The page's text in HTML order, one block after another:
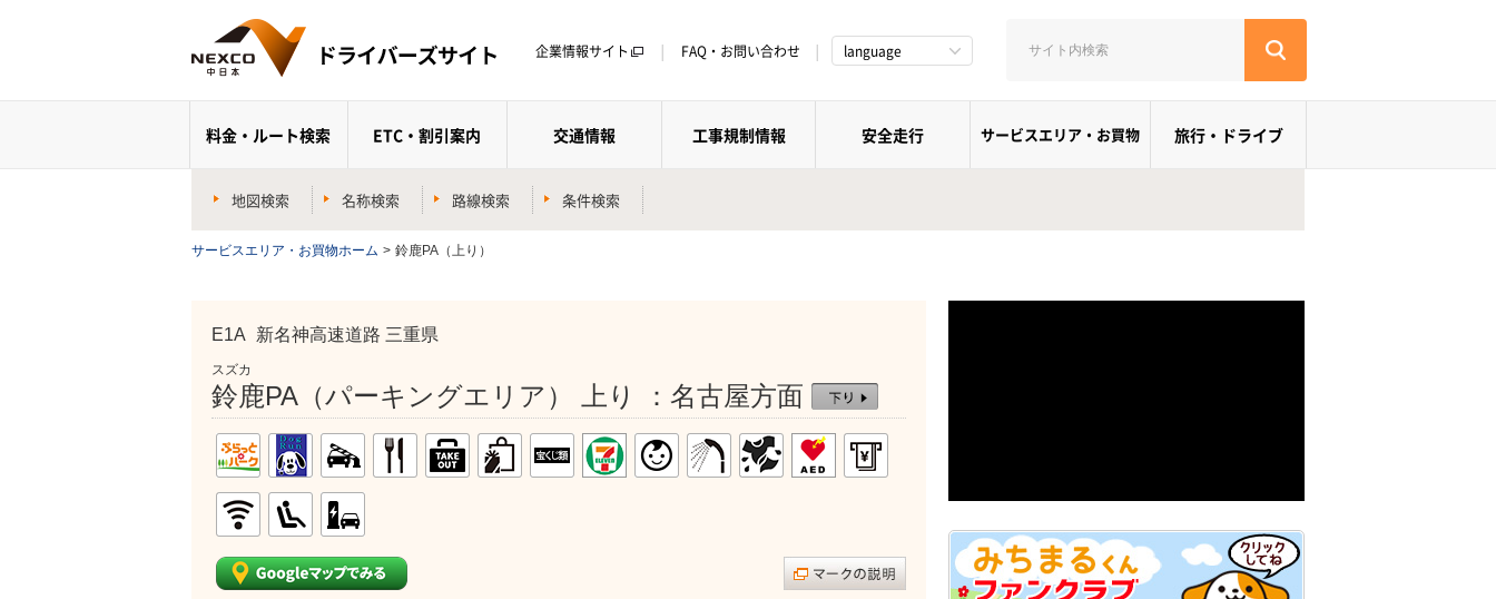
企業情報サイト FAQ・お問い合わせ language
料金・ルート検索 ETC・割引案内 交通情報 工事規制情報 安全走行 サービスエリア・お買物 旅行・ドライブ
地図検索 名称検索 路線検索 条件検索
サービスエリア・お買物ホーム > 鈴鹿PA（上り）
E1A 新名神高速道路 三重県
スズカ
鈴鹿PA（パーキングエリア） 上り ：名古屋方面